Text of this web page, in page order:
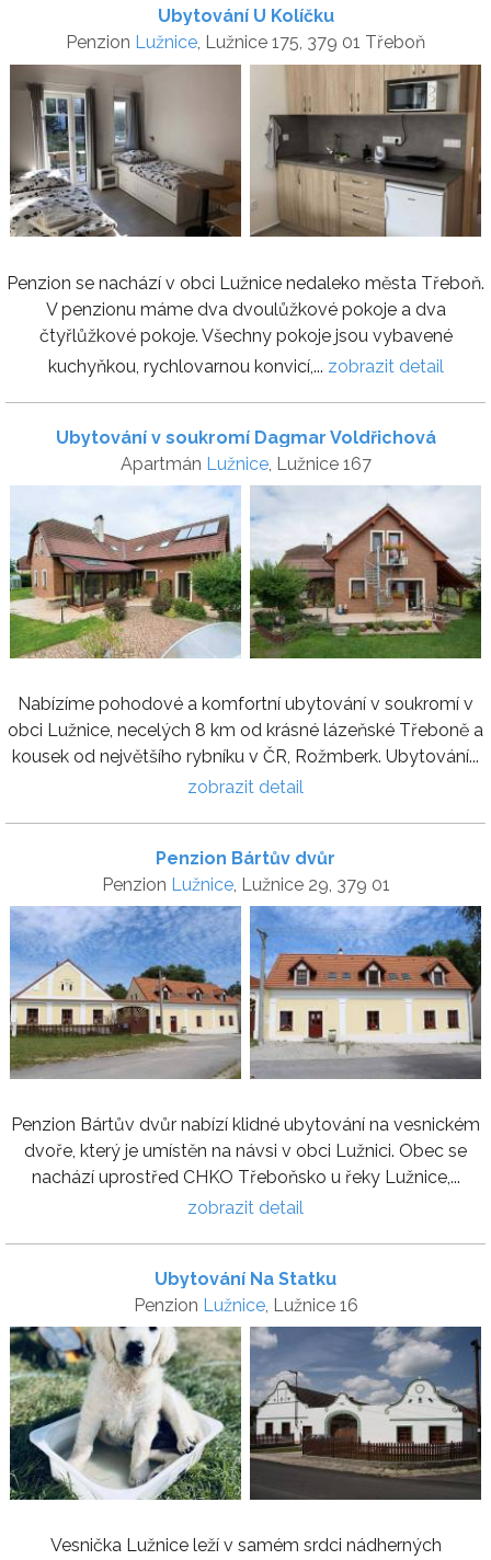
Ubytování U Kolíčku
Penzion Lužnice, Lužnice 175, 379 01 Třeboň
Penzion se nachází v obci Lužnice nedaleko města Třeboň.
V penzionu máme dva dvoulůžkové pokoje a dva
čtyřlůžkové pokoje. Všechny pokoje jsou vybavené
kuchyňkou, rychlovarnou konvicí,... zobrazit detail
Ubytování v soukromí Dagmar Voldřichová
Apartmán Lužnice, Lužnice 167
Nabízíme pohodové a komfortní ubytování v soukromí v
obci Lužnice, necelých 8 km od krásné lázeňské Třeboně a
kousek od největšího rybníku v ČR, Rožmberk. Ubytování...
zobrazit detail
Penzion Bártův dvůr
Penzion Lužnice, Lužnice 29, 379 01
Penzion Bártův dvůr nabízí klidné ubytování na vesnickém
dvoře, který je umístěn na návsi v obci Lužnici. Obec se
nachází uprostřed CHKO Třeboňsko u řeky Lužnice,...
zobrazit detail
Ubytování Na Statku
Penzion Lužnice, Lužnice 16
Vesnička Lužnice leží v samém srdci nádherných